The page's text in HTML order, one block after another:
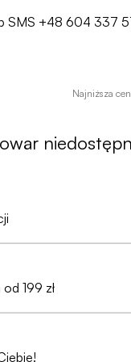
SMS +48 604 337
Najniższa
(przy
anonimowa
199 zł
warunków.